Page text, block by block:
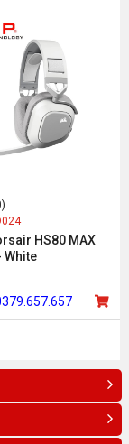
HS80 MAX
White